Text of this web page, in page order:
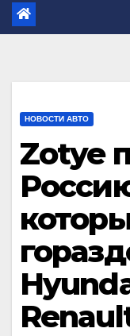
НОВОСТИ АВТО
Zotye